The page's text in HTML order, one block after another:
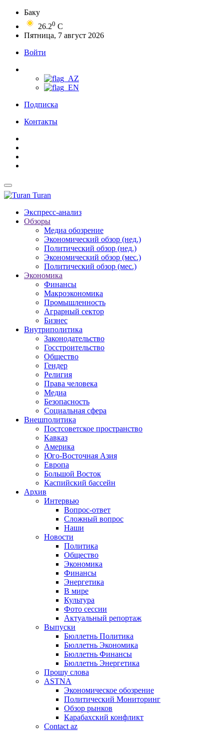
Баку
26.20 C
Пятница, 7 август 2026
Войти
Подписка
Контакты
Turan
Экспресс-анализ
Обзоры
Медиа обозрение
Экономический обзор (нед.)
Политический обзор (нед.)
Экономический обзор (мес.)
Политический обзор (мес.)
Экономика
Финансы
Макроэкономика
Промышленность
Аграрный сектор
Бизнес
Внутриполитика
Законодательство
Госстроительство
Общество
Гендер
Религия
Права человека
Медиа
Безопасность
Социальная сфера
Внешполитика
Постсоветское пространство
Кавказ
Америка
Юго-Восточная Азия
Европа
Большой Восток
Каспийский бассейн
Архив
Интервью
Вопрос-ответ
Сложный вопрос
Наши
Новости
Политика
Общество
Экономика
Финансы
Энергетика
В мире
Культура
Фото сессии
Актуальный репортаж
Выпуски
Бюллетнь Политика
Бюллетнь Экономика
Бюллетнь Финансы
Бюллетнь Энергетика
Прошу слова
ASTNA
Экономическое обозрение
Политический Мониторинг
Обзор рынков
Карабахский конфликт
Contact az